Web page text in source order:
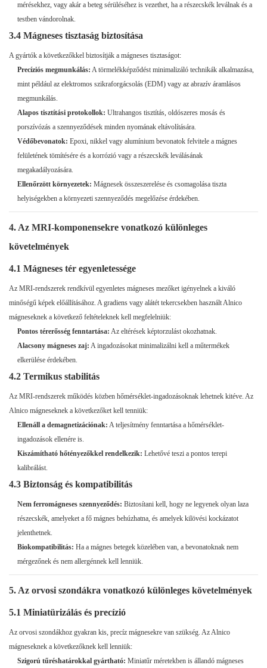
mérésekhez, vagy akár a beteg sérüléséhez is vezethet, ha a részecskék leválnak és a
testben vándorolnak.
3.4 Mágneses tisztaság biztosítása
A gyártók a következőkkel biztosítják a mágneses tisztaságot:
Precíziós megmunkálás: A törmelékképződést minimalizáló technikák alkalmazása,
mint például az elektromos szikraforgácsolás (EDM) vagy az abrazív áramlásos
megmunkálás.
Alapos tisztítási protokollok: Ultrahangos tisztítás, oldószeres mosás és
porszívózás a szennyeződések minden nyomának eltávolítására.
Védőbevonatok: Epoxi, nikkel vagy alumínium bevonatok felvitele a mágnes
felületének tömítésére és a korrózió vagy a részecskék leválásának
megakadályozására.
Ellenőrzött környezetek: Mágnesek összeszerelése és csomagolása tiszta
helyiségekben a környezeti szennyeződés megelőzése érdekében.
4. Az MRI-komponensekre vonatkozó különleges
követelmények
4.1 Mágneses tér egyenletessége
Az MRI-rendszerek rendkívül egyenletes mágneses mezőket igényelnek a kiváló
minőségű képek előállításához. A gradiens vagy alátét tekercsekben használt Alnico
mágneseknek a következő feltételeknek kell megfelelniük:
Pontos térerősség fenntartása: Az eltérések képtorzulást okozhatnak.
Alacsony mágneses zaj: A ingadozásokat minimalizálni kell a műtermékek
elkerülése érdekében.
4.2 Termikus stabilitás
Az MRI-rendszerek működés közben hőmérséklet-ingadozásoknak lehetnek kitéve. Az
Alnico mágneseknek a következőket kell tenniük:
Ellenáll a demagnetizációnak: A teljesítmény fenntartása a hőmérséklet-
ingadozások ellenére is.
Kiszámítható hőtényezőkkel rendelkezik: Lehetővé teszi a pontos terepi
kalibrálást.
4.3 Biztonság és kompatibilitás
Nem ferromágneses szennyeződés: Biztosítani kell, hogy ne legyenek olyan laza
részecskék, amelyeket a fő mágnes behúzhatna, és amelyek kilövési kockázatot
jelenthetnek.
Biokompatibilitás: Ha a mágnes betegek közelében van, a bevonatoknak nem
mérgezőnek és nem allergénnek kell lenniük.
5. Az orvosi szondákra vonatkozó különleges követelmények
5.1 Miniatürizálás és precízió
Az orvosi szondákhoz gyakran kis, precíz mágnesekre van szükség. Az Alnico
mágneseknek a következőknek kell lenniük:
Szigorú tűréshatárokkal gyártható: Miniatűr méretekben is állandó mágneses